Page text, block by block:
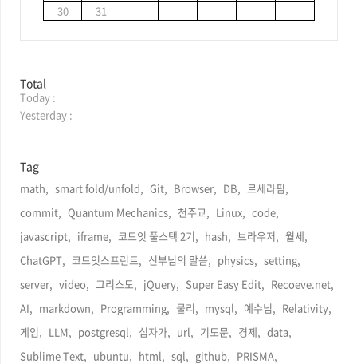
30
31
방
문
자
Total
Today :
Yesterday :
Tag
math, smart fold/unfold, Git, Browser, DB,
르세라핌,
commit,
Quantum Mechanics, 천주교, Linux,
code,
javascript,
iframe, 코드잇 풀스택 2기, hash, 브라우저,
월세,
ChatGPT,
코드잇스프린트, 신부님의 말씀, physics,
setting,
server,
video, 그리스도, jQuery, Super Easy Edit,
Recoeve.net,
AI,
markdown, Programming, 물리, mysql, 예수님,
Relativity,
게임,
LLM, postgresql, 십자가, url, 기도문, 경제,
data,
Sublime Text,
ubuntu, html, sql, github,
PRISMA,